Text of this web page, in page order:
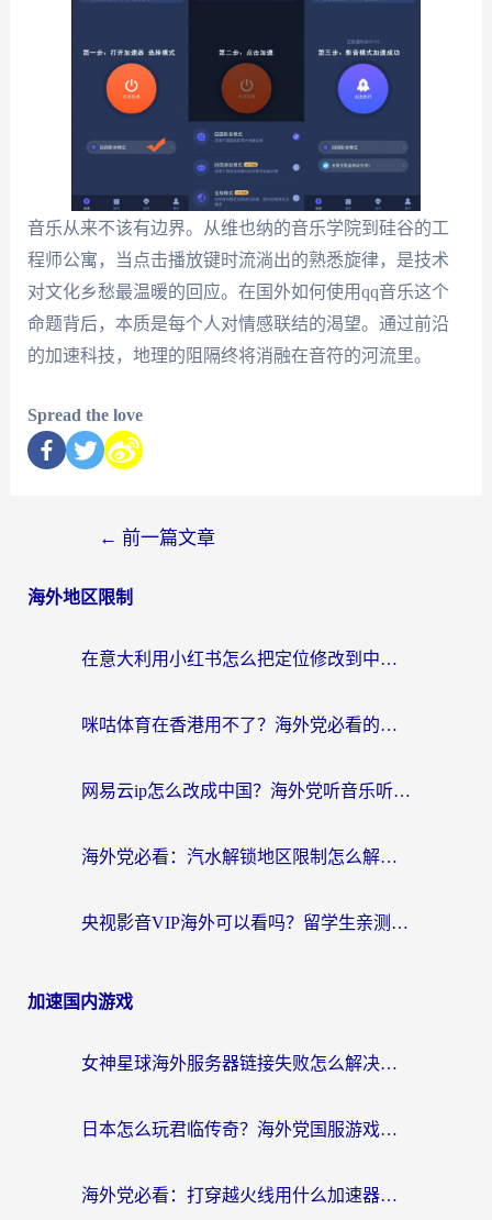
音乐从来不该有边界。从维也纳的音乐学院到硅谷的工
程师公寓，当点击播放键时流淌出的熟悉旋律，是技术
对文化乡愁最温暖的回应。在国外如何使用qq音乐这个
命题背后，本质是每个人对情感联结的渴望。通过前沿
的加速科技，地理的阻隔终将消融在音符的河流里。
Spread the love
← 前一篇文章
海外地区限制
在意大利用小红书怎么把定位修改到中国国内？3个实用技巧+1个靠谱工具帮你搞定
咪咕体育在香港用不了？海外党必看的回国加速器选择指南（附3个真实场景解决方案）
网易云ip怎么改成中国？海外党听音乐听书的无痛解决方案
海外党必看：汽水解锁地区限制怎么解除？3招解决国内影音&生活服务难题
央视影音VIP海外可以看吗？留学生亲测有效的回国加速器选择指南
加速国内游戏
女神星球海外服务器链接失败怎么解决？海外党国服游戏加速避坑指南
日本怎么玩君临传奇？海外党国服游戏加速避坑指南（附菲律宾欧洲玩家实测）
海外党必看：打穿越火线用什么加速器？解决延迟卡顿，还能玩奇妙拼图世界和第五人格